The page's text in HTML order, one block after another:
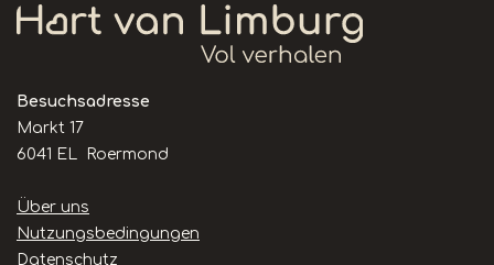
Besuchsadresse
Markt 17
6041 EL Roermond
Handige
links
Über uns
Nutzungsbedingungen
Datenschutz